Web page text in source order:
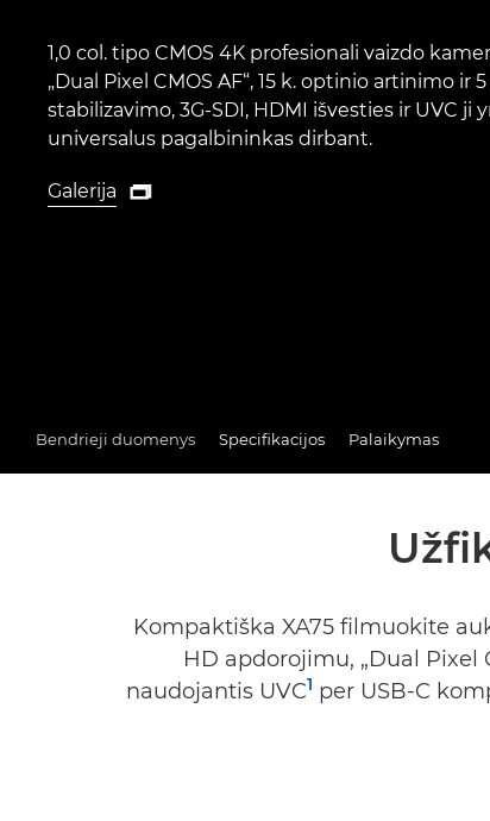
1,0 col. tipo CMOS 4K profesionali vaizdo
„Dual Pixel CMOS AF“, 15 k. optinio artinimo ir
stabilizavimo, 3G-SDI, HDMI išvesties ir UVC ji
universalus pagalbininkas dirbant.
Galerija
Galerija

Bendrieji duomenys Specifikacijos Palaikymas
Kompaktiška XA75 filmuokite
HD apdorojimu, „Dual Pixel
naudojantis UVC1 per USB-C